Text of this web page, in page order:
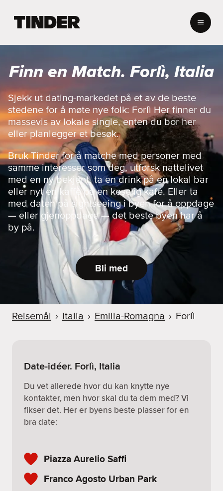
r
h
j
e
m
m
e
s
i
d
e
Finn en Match. Forlì, Italia
Sjekk ut dating-markedet på et av de beste
stedene for å møte nye folk: Forlì Her finner du
massevis av lokale single, enten du bor her
eller planlegger et besøk.
Bruk Tinder for å matche med personer med
samme interesser som deg, utforsk nattelivet
med en ny bekjent, ta en drink på en lokal bar
eller nyt en kaffe på en koselig kafé. Eller ta
med daten på sightseeing i byen for å oppdage
— eller gjenoppdage — det beste byen har å
by på.
Bli med
Reisemål › Italia › Emilia-Romagna › Forlì
Date-idéer. Forlì, Italia
Du vet allerede hvor du kan knytte nye
kontakter, men hvor skal du ta dem med? Vi
fikser det. Her er byens beste plasser for en
bra date:
Piazza Aurelio Saffi
Franco Agosto Urban Park